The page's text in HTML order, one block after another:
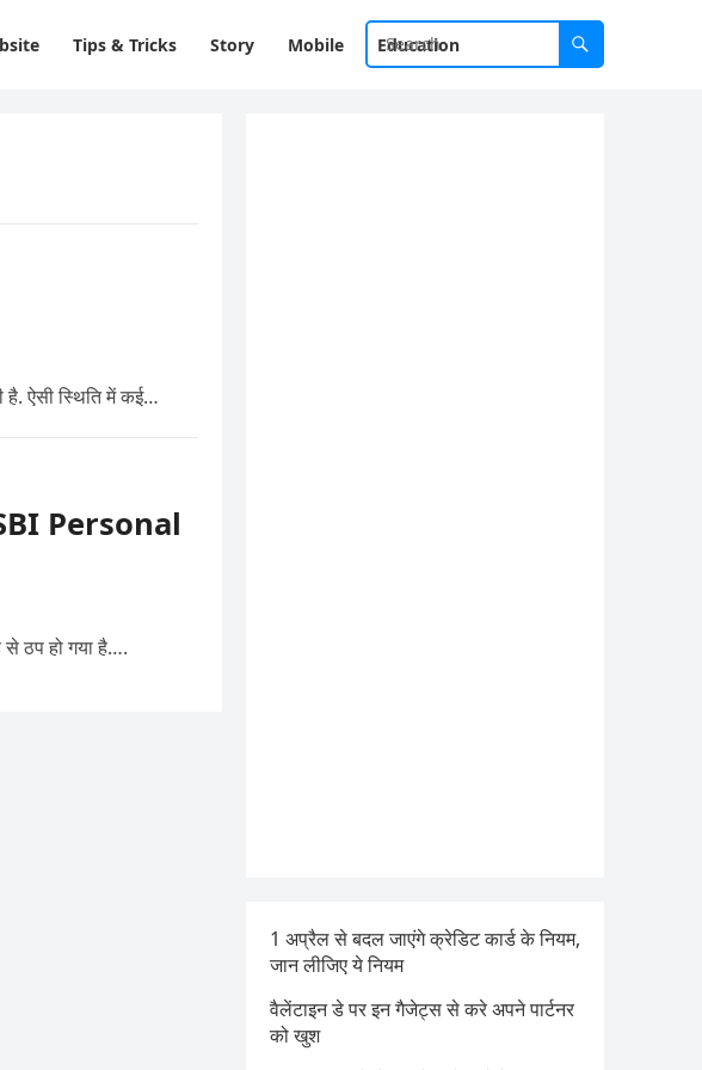
Tips & Tricks Story Mobile Education
ऐसी स्थिति में कई…
Personal
ठप हो गया है….
1 अप्रैल से बदल जाएंगे क्रेडिट कार्ड के नियम,
जान लीजिए ये नियम
वैलेंटाइन डे पर इन गैजेट्स से करे अपने पार्टनर
को खुश